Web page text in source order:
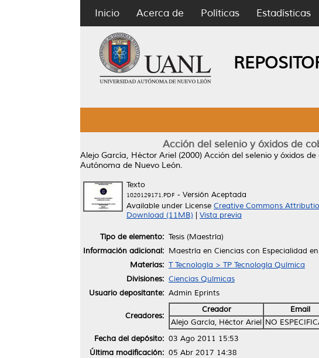
Inicio Acerca de Políticas Estadísticas
Acción del selenio y óxidos de
Alejo García, Héctor Ariel (2000) Acción del selenio y óxidos
Autónoma de Nuevo León.
Texto
1020129171.PDF - Versión Aceptada
Available under License Creative Commons
Download (11MB)
Vista previa
Tipo de elemento: Tesis (Maestría)
Información adicional: Maestría en Ciencias con Especialidad
Materias: T Tecnología > TP Tecnología Química
Divisiones: Ciencias Químicas
Usuario depositante: Admin Eprints
Creadores:
Creador Email
Alejo García, Héctor Ariel NO
Fecha del depósito: 03 Ago 2011 15:53
Última modificación: 05 Abr 2017 14:38